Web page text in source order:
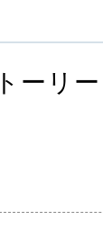
ーリー